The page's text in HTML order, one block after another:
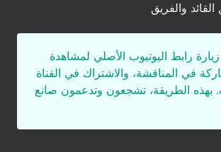
القائد والفريق
رابط اليوتيوب الأصلي لمشاهدة
في المناقشة، والاشتراك في القناة
بهذه الطريقة، تشجعون وتدعمون صانع